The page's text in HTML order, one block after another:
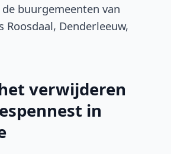
de buurgemeenten van
Roosdaal, Denderleeuw,
verwijderen
in